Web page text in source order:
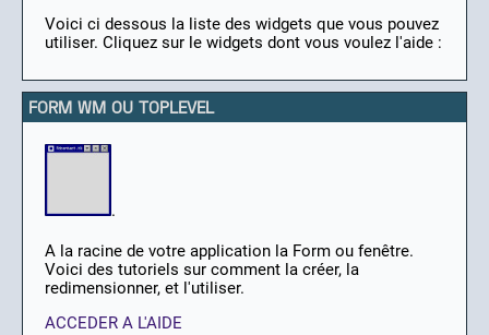
Voici ci dessous la liste des widgets que vous pouvez
utiliser. Cliquez sur le widgets dont vous voulez l'aide :
FORM WM OU TOPLEVEL
.
A la racine de votre application la Form ou fenêtre.
Voici des tutoriels sur comment la créer, la
redimensionner, et l'utiliser.
ACCEDER A L'AIDE